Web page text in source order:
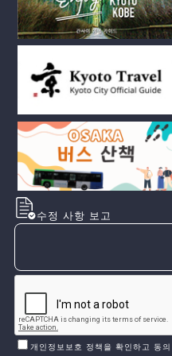
수정 사항 보고
개인정보보호 정책을 확인하고 동의